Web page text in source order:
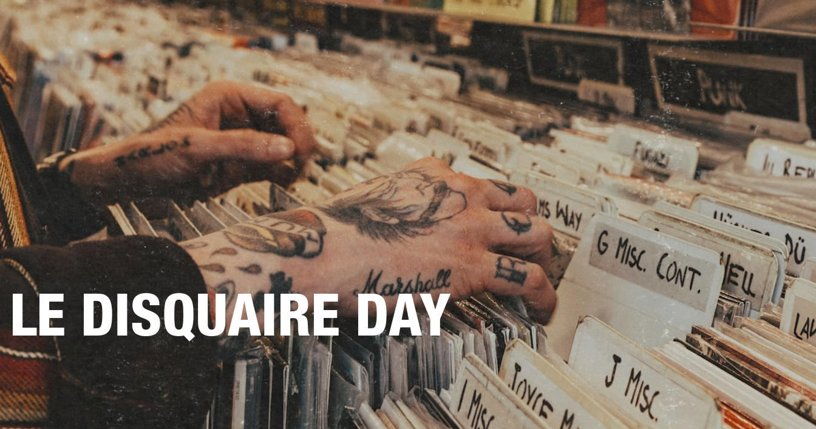
SOLUTIONS PROFESSIONNELLESADHÉSIONTROUVER UN REVENDEUR OUTLET
AMPLISENCEINTES CASQUESBATTERIESVÊTEMENTS BACKSTAGEMARSHALL RECORDS HENDRIX
Passer
au
chat
ASSISTANCE
LE DISQUAIRE DAY